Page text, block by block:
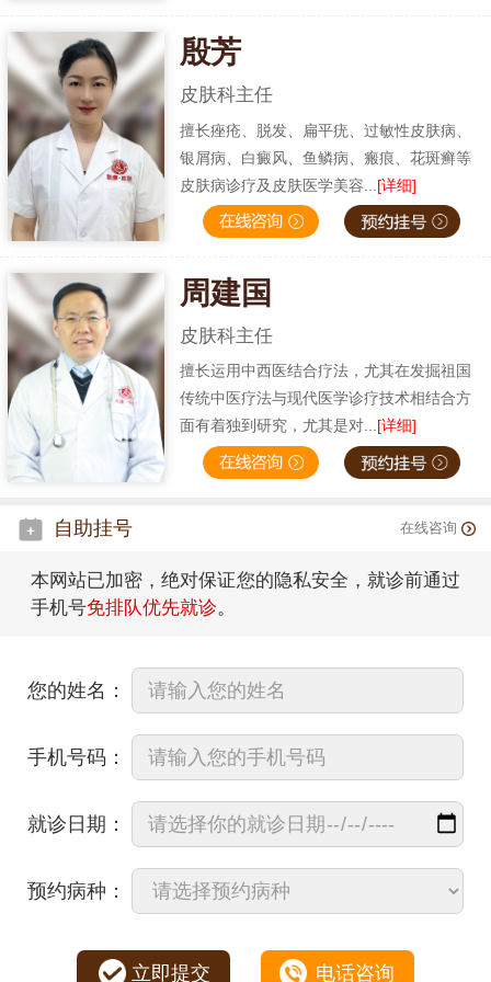
殷芳
皮肤科主任
擅长痤疮、脱发、扁平疣、过敏性皮肤病、
银屑病、白癜风、鱼鳞病、瘢痕、花斑癣等
皮肤病诊疗及皮肤医学美容... [详细]
周建国
皮肤科主任
擅长运用中西医结合疗法，尤其在发掘祖国
传统中医疗法与现代医学诊疗技术相结合方
面有着独到研究，尤其是对...[详细]
自助挂号 在线咨询
本网站已加密，绝对保证您的隐私安全，就诊前通过
手机号免排队优先就诊。
您的姓名：
手机号码：
就诊日期：
预约病种：
立即提交 电话咨询